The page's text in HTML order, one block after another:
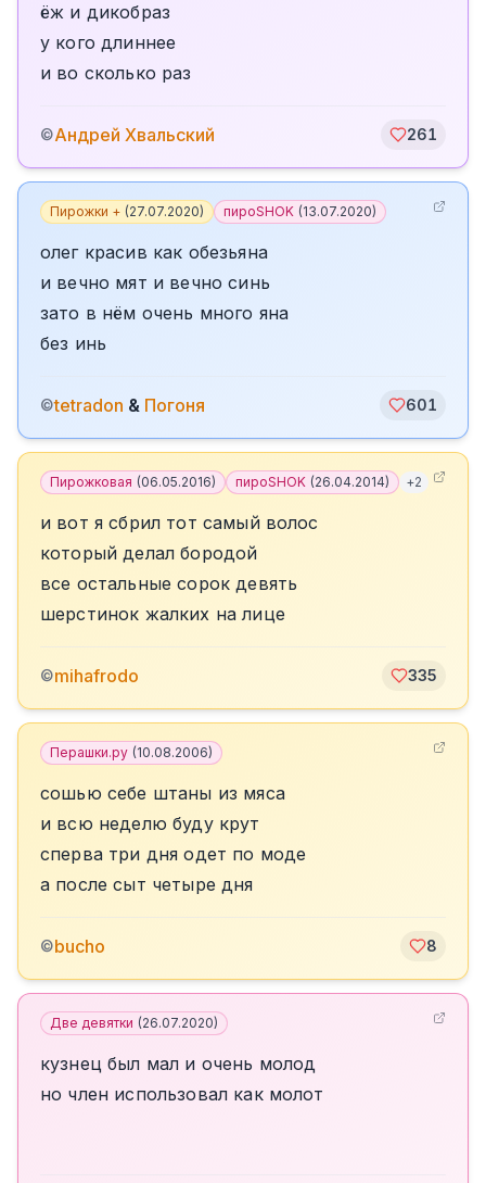
ёж и дикобраз
у кого длиннее
и во сколько раз
©Андрей Хвальский 261
Пирожки + (27.07.2020) пироSHOK (13.07.2020)
олег красив как обезьяна
и вечно мят и вечно синь
зато в нём очень много яна
без инь
©tetradon & Погоня 601
Пирожковая (06.05.2016) пироSHOK (26.04.2014) +2
и вот я сбрил тот самый волос
который делал бородой
все остальные сорок девять
шерстинок жалких на лице
©mihafrodo 335
Перашки.ру (10.08.2006)
сошью себе штаны из мяса
и всю неделю буду крут
сперва три дня одет по моде
а после сыт четыре дня
©bucho 8
Две девятки (26.07.2020)
кузнец был мал и очень молод
но член использовал как молот